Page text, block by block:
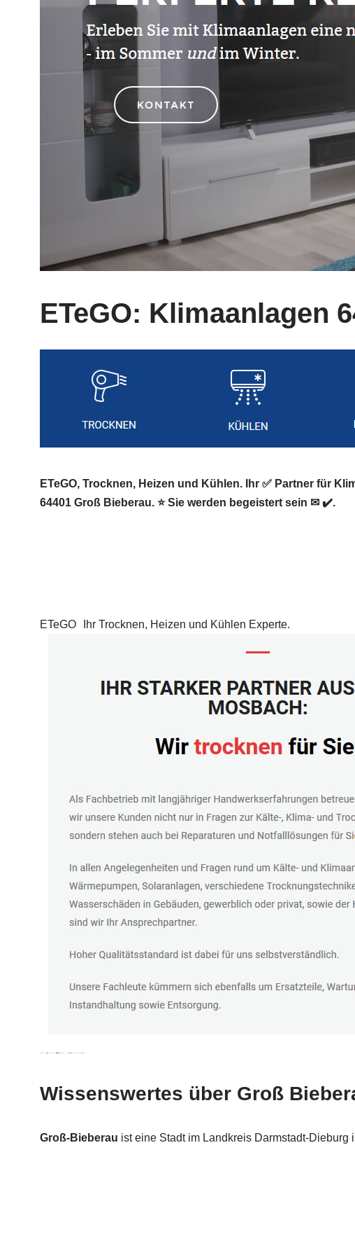
ETeGO: Klimaanlagen
ETeGO, Trocknen, Heizen und Kühlen. Ihr ✅ Partner für
64401 Groß Bieberau. ⭐ Sie werden begeistert sein ✉ ✔️.
ETeGO Ihr Trocknen, Heizen und Kühlen Experte.
Wissenswertes über Groß
Groß-Bieberau ist eine Stadt im Landkreis Darmstadt-